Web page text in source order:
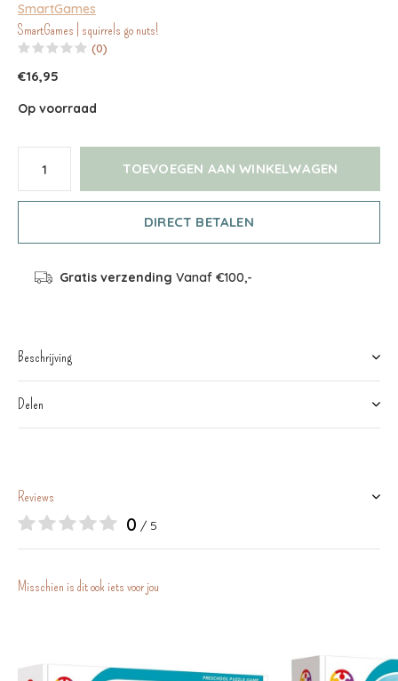
SmartGames
SmartGames | squirrels go nuts!
(0)
€16,95
Op voorraad
TOEVOEGEN AAN WINKELWAGEN
DIRECT BETALEN
Gratis verzending Vanaf €100,-
Beschrijving
Delen
Reviews
0 / 5
Misschien is dit ook iets voor jou